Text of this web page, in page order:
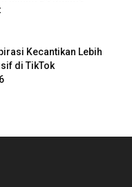
Kecantikan Lebih
di TikTok